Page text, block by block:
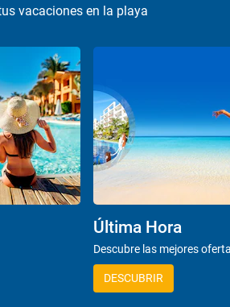
vacaciones en la playa
Última Hora
Descubre las mejores
DESCUBRIR